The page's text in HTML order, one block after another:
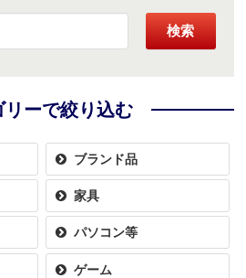
検索
リーで絞り込む
ブランド品
家具
パソコン等
ゲーム